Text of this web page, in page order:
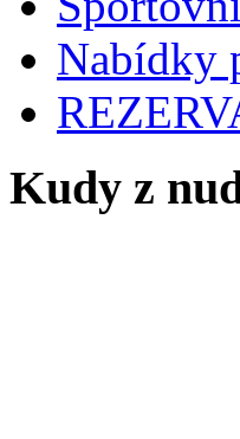
Nabídky
Kudy z